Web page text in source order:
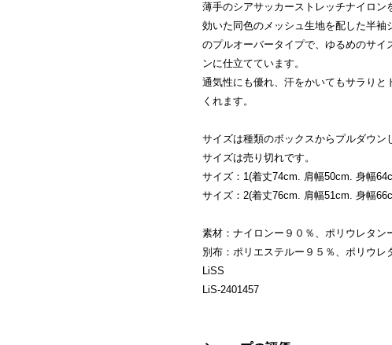
薄手のシアサッカーストレッチナイロ
効いた同色のメッシュ生地を配した半
のプルオーバータイプで、ゆるめのサイ
ンに仕立てています。
通気性にも優れ、汗をかいてもサラり
くれます。
サイズは種類のボックスからプルダウ
サイズは売り切れです。
サイズ：1(着丈74cm. 肩幅50cm. 身幅
サイズ：2(着丈76cm. 肩幅51cm. 身幅
素材：ナイロンー９０％、ポリウレタン
別布：ポリエステルー９５％、ポリウレ
LiSS
LiS-2401457